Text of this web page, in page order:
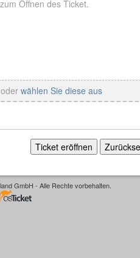
wählen Sie diese aus
GmbH - Alle Rechte vorbehalten.